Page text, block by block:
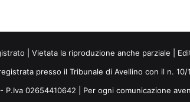
| Vietata la riproduzione anche parziale |
presso il Tribunale di Avellino con il n. 10/
02654410642 | Per ogni comunicazione